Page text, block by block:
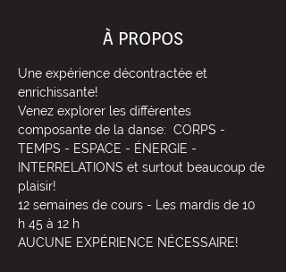
À PROPOS
Une expérience décontractée et
enrichissante!
Venez explorer les différentes
composante de la danse:  CORPS -
TEMPS - ESPACE - ÉNERGIE -
INTERRELATIONS et surtout beaucoup de
plaisir!
12 semaines de cours - Les mardis de 10
h 45 à 12 h
AUCUNE EXPÉRIENCE NÉCESSAIRE!